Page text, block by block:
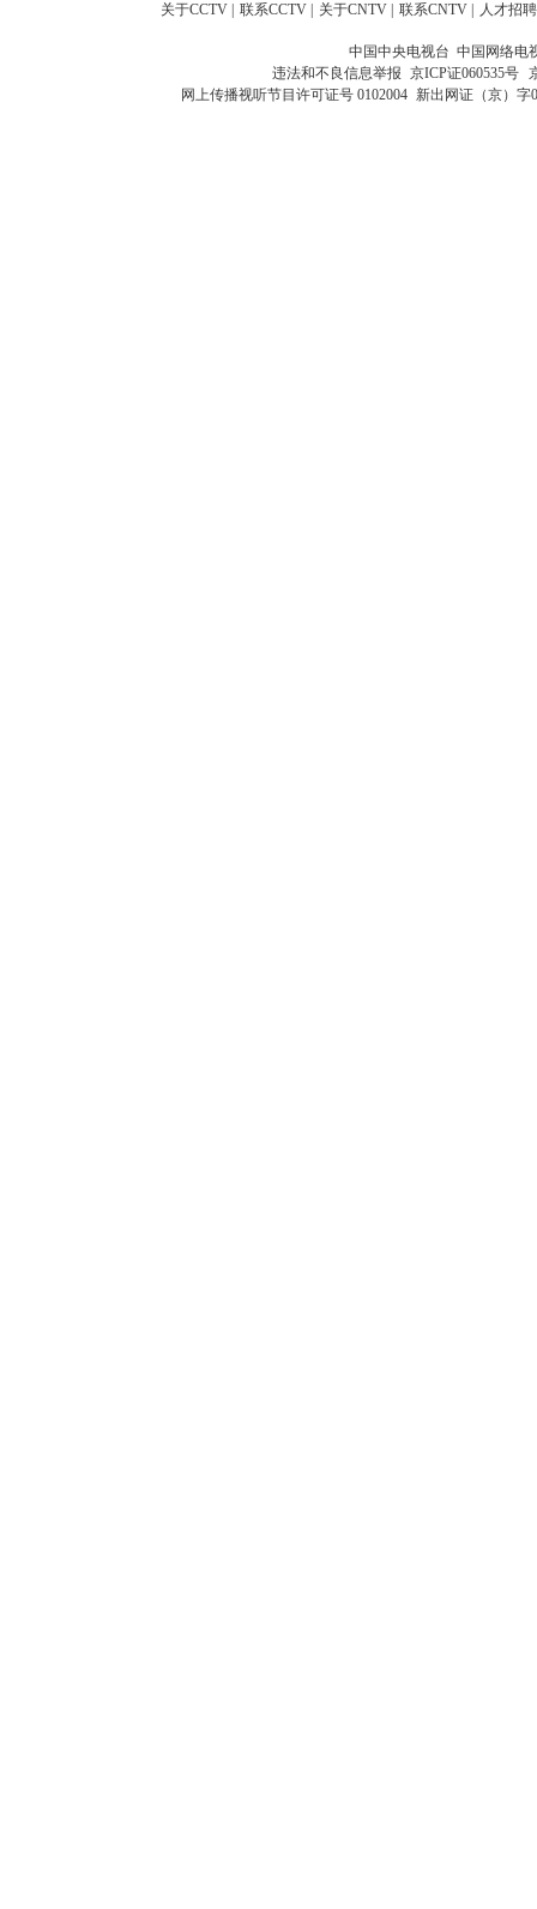
关于CCTV 联系CCTV 关于CNTV 联系CNTV 人才招聘
中国中央电视台 中国网络电
违法和不良信息举报 京ICP证060535号
网上传播视听节目许可证号 0102004 新出网证（京）